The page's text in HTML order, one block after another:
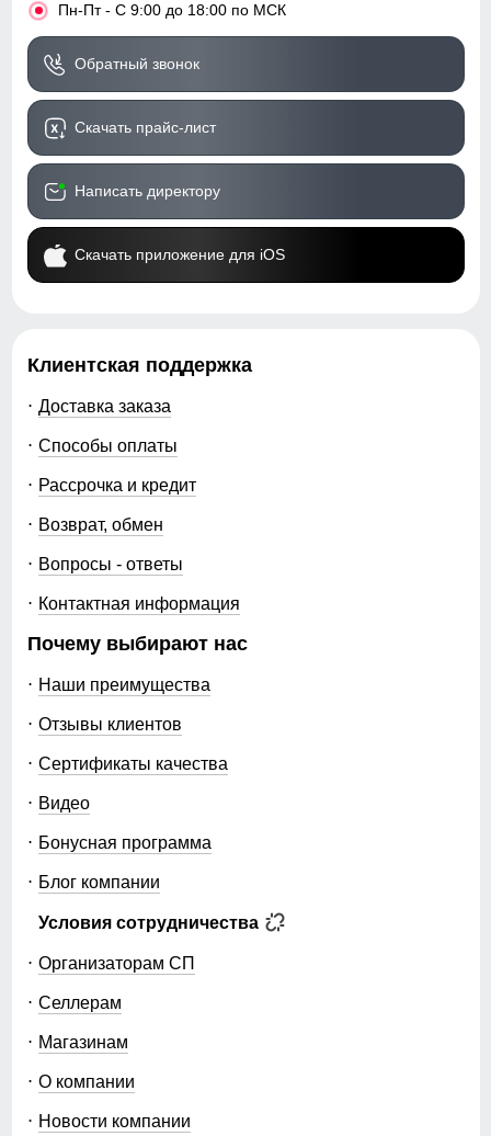
• Пн-Пт - С 9:00 до 18:00 по МСК
Обратный звонок
Скачать прайс-лист
Написать директору
Скачать приложение для iOS
Клиентская поддержка
Доставка заказа
Способы оплаты
Рассрочка и кредит
Возврат, обмен
Вопросы - ответы
Контактная информация
Почему выбирают нас
Наши преимущества
Отзывы клиентов
Сертификаты качества
Видео
Бонусная программа
Блог компании
Условия сотрудничества
Организаторам СП
Селлерам
Магазинам
О компании
Новости компании